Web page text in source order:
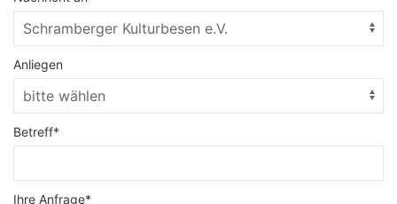
Anliegen
Betreff*
Ihre Anfrage*